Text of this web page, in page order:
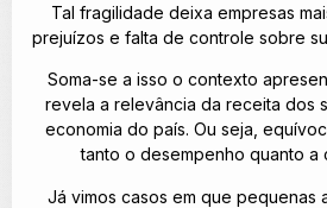
Tal fragilidade deixa empresas
prejuízos e falta de controle sobre
Soma-se a isso o contexto
revela a relevância da receita dos
economia do país. Ou seja,
tanto o desempenho quanto a
Já vimos casos em que pequenas